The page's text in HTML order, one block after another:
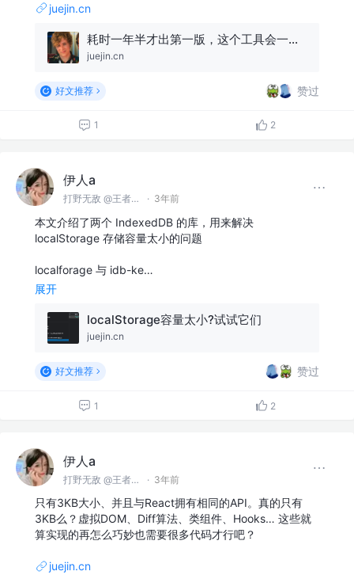
juejin.cn
耗时一年半才出第一版，这个工具会一统前端么？
juejin.cn
好文推荐 赞过
1 2
伊人a
打野无敌 @王者峡谷 · 3年前
本文介绍了两个 IndexedDB 的库，用来解决
localStorage 存储容量太小的问题
localforage 与 idb-ke…
展开
localStorage容量太小?试试它们
juejin.cn
好文推荐 赞过
1 2
伊人a
打野无敌 @王者峡谷 · 3年前
只有3KB大小、并且与React拥有相同的API。真的只有
3KB么？虚拟DOM、Diff算法、类组件、Hooks… 这些就
算实现的再怎么巧妙也需要很多代码才行吧？
juejin.cn